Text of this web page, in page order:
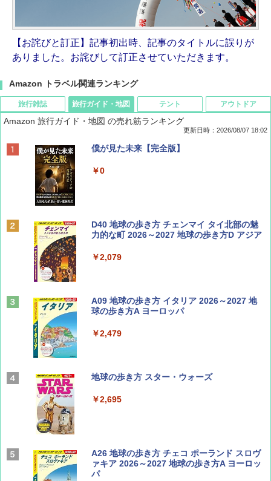
【お詫びと訂正】記事初出時、記事のタイトルに誤りが
ありました。お詫びして訂正させていただきます。
Amazon トラベル関連ランキング
旅行雑誌
ディズニーファン ２０２６年 ９月号 [雑
BE-PAL(ビ-パル) 2026年 9 月号【特別付録:
SOTO ミニマル"旅"財布 ランダム2種】
￥1,500
山と溪谷 2026年8月号「南アルプス大全」
Coyote No.89 特集 星野道夫 夢見る旅
￥1,540
AIRLINE（エアライン）2026年9月号【特
集】ボーイング110周年を祝して！
旅行ガイド・地図
Amazon 旅行ガイド・地図 の売れ筋ランキング
更新日時：2026/08/07 18:02
僕が見た未来【完全版】
￥0
D40 地球の歩き方 チェンマイ タイ北部の魅
力的な町 2026～2027 地球の歩き方D アジア
￥2,079
A09 地球の歩き方 イタリア 2026～2027 地
球の歩き方A ヨーロッパ
￥2,479
地球の歩き方 スター・ウォーズ
￥2,695
A26 地球の歩き方 チェコ ポーランド スロヴ
ァキア 2026～2027 地球の歩き方A ヨーロッ
パ
テント アウトドア